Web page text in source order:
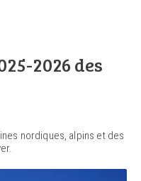
2026 des
nordiques, alpins et des